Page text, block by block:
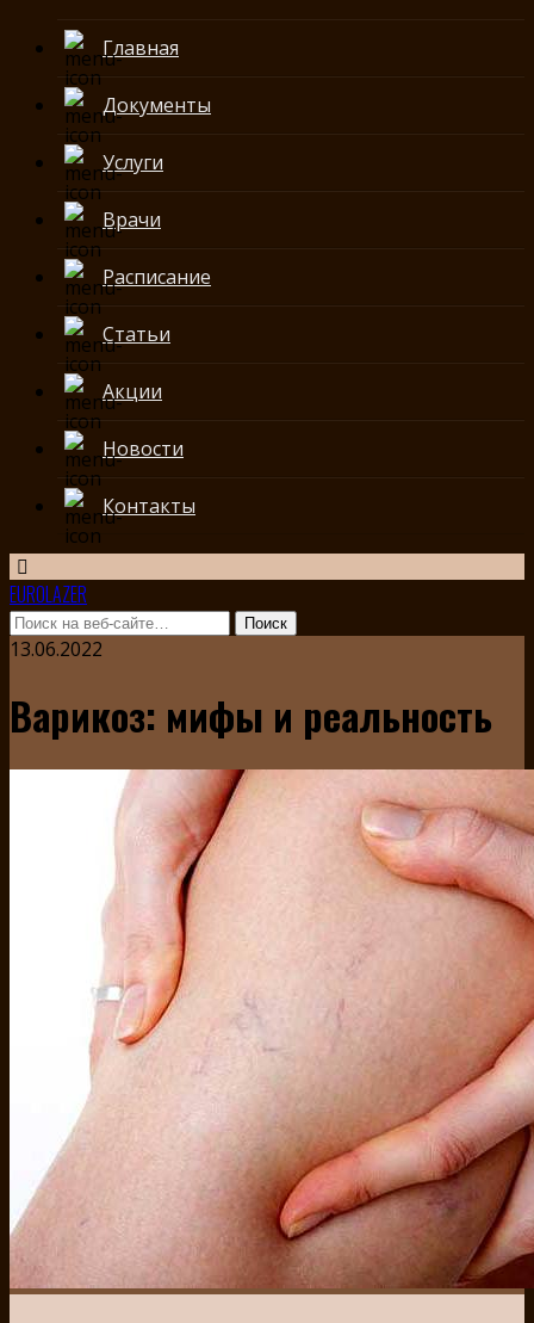
Главная
Документы
Услуги
Врачи
Расписание
Статьи
Акции
Новости
Контакты
EUROLAZER
13.06.2022
Варикоз: мифы и реальность